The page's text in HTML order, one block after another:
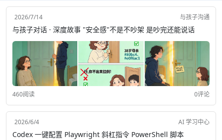
2026/7/14 与孩子沟通
与孩子对话 · 深度故事 "安全感"不是不吵架 是吵完还能说话
460阅读 0评论
2026/6/4 AI 学习中心
Codex 一键配置 Playwright 斜杠指令 PowerShell 脚本